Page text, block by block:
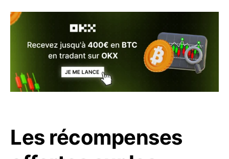
Les récompenses